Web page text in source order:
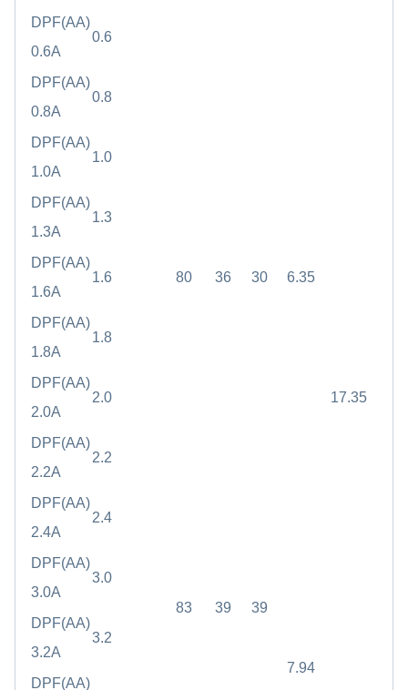
DPF(AA)
0.6A
0.6
80 36 30 6.35
17.35
DPF(AA)
0.8A
0.8
DPF(AA)
1.0A
1.0
DPF(AA)
1.3A
1.3
DPF(AA)
1.6A
1.6
DPF(AA)
1.8A
1.8
DPF(AA)
2.0A
2.0
DPF(AA)
2.2A
2.2
DPF(AA)
2.4A
2.4
DPF(AA)
3.0A
3.0
83
39 39
7.94
DPF(AA)
3.2A
3.2
DPF(AA)